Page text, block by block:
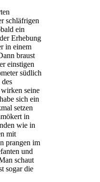
schläfrigen
ein
Erhebung
in einem
braust
einstigen
südlich
seine
sich ein
setzen
in
wie in
mit
prangen im
und
schaut
sogar die